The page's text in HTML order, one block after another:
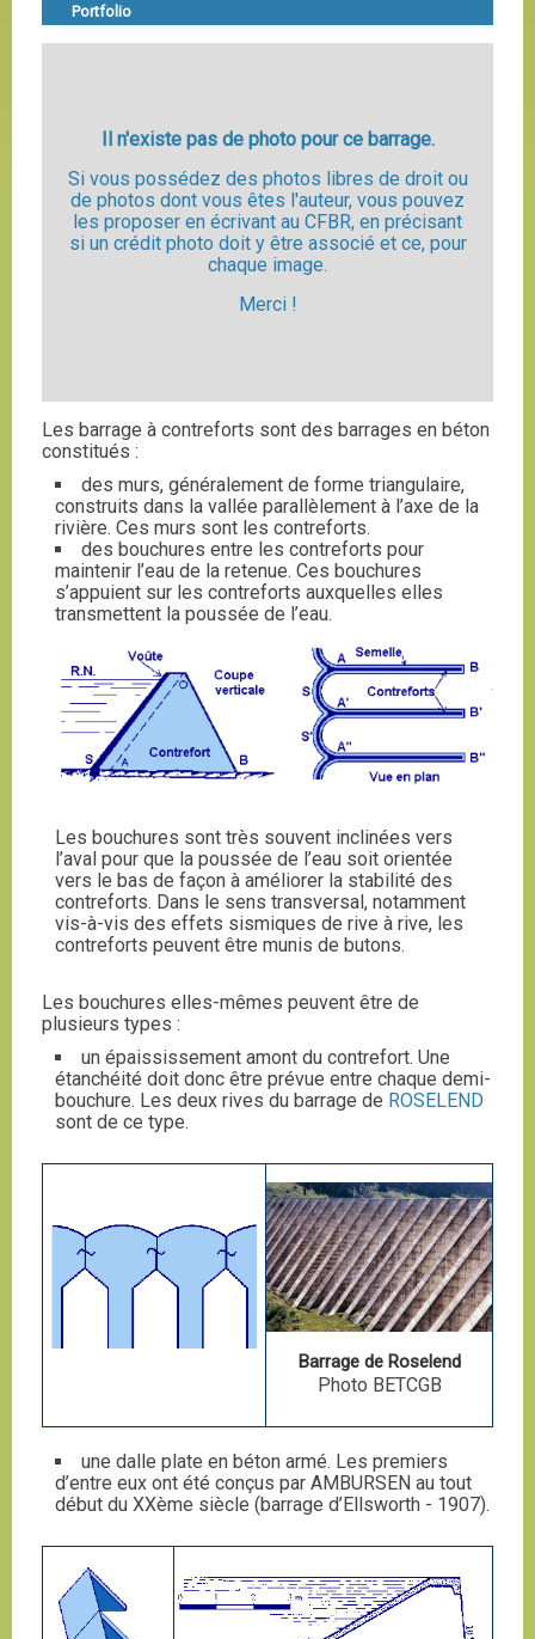
Portfolio
Il n'existe pas de photo pour ce barrage.
Si vous possédez des photos libres de droit ou
de photos dont vous êtes l'auteur, vous pouvez
les proposer en écrivant au CFBR, en précisant
si un crédit photo doit y être associé et ce, pour
chaque image.
Merci !
Les barrage à contreforts sont des barrages en béton
constitués :
des murs, généralement de forme triangulaire,
construits dans la vallée parallèlement à l’axe de la
rivière. Ces murs sont les contreforts.
des bouchures entre les contreforts pour
maintenir l’eau de la retenue. Ces bouchures
s’appuient sur les contreforts auxquelles elles
transmettent la poussée de l’eau.
Les bouchures sont très souvent inclinées vers
l’aval pour que la poussée de l’eau soit orientée
vers le bas de façon à améliorer la stabilité des
contreforts. Dans le sens transversal, notamment
vis-à-vis des effets sismiques de rive à rive, les
contreforts peuvent être munis de butons.
Les bouchures elles-mêmes peuvent être de
plusieurs types :
un épaississement amont du contrefort. Une
étanchéité doit donc être prévue entre chaque demi-
bouchure. Les deux rives du barrage de ROSELEND
sont de ce type.
Barrage de Roselend
Photo BETCGB
une dalle plate en béton armé. Les premiers
d’entre eux ont été conçus par AMBURSEN au tout
début du XXème siècle (barrage d’Ellsworth - 1907).